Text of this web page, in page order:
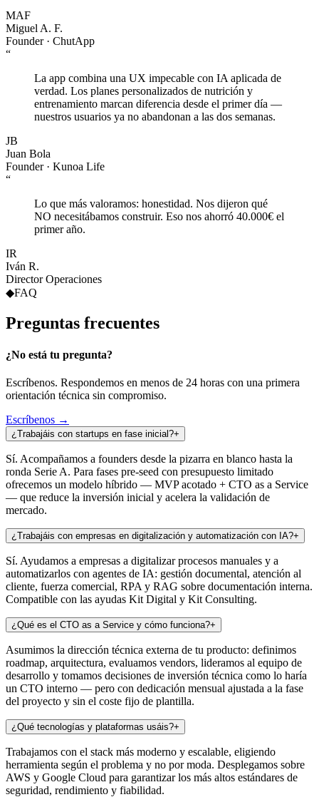
MAF
Miguel A. F.
Founder · ChutApp
“
La app combina una UX impecable con IA aplicada de
verdad. Los planes personalizados de nutrición y
entrenamiento marcan diferencia desde el primer día —
nuestros usuarios ya no abandonan a las dos semanas.
JB
Juan Bola
Founder · Kunoa Life
“
Lo que más valoramos: honestidad. Nos dijeron qué
NO necesitábamos construir. Eso nos ahorró 40.000€ el
primer año.
IR
Iván R.
Director Operaciones
◆FAQ
Preguntas frecuentes
¿No está tu pregunta?
Escríbenos. Respondemos en menos de 24 horas con una primera
orientación técnica sin compromiso.
Escríbenos →
¿Trabajáis con startups en fase inicial?+
Sí. Acompañamos a founders desde la pizarra en blanco hasta la
ronda Serie A. Para fases pre-seed con presupuesto limitado
ofrecemos un modelo híbrido — MVP acotado + CTO as a Service
— que reduce la inversión inicial y acelera la validación de
mercado.
¿Trabajáis con empresas en digitalización y automatización con IA?+
Sí. Ayudamos a empresas a digitalizar procesos manuales y a
automatizarlos con agentes de IA: gestión documental, atención al
cliente, fuerza comercial, RPA y RAG sobre documentación interna.
Compatible con las ayudas Kit Digital y Kit Consulting.
¿Qué es el CTO as a Service y cómo funciona?+
Asumimos la dirección técnica externa de tu producto: definimos
roadmap, arquitectura, evaluamos vendors, lideramos al equipo de
desarrollo y tomamos decisiones de inversión técnica como lo haría
un CTO interno — pero con dedicación mensual ajustada a la fase
del proyecto y sin el coste fijo de plantilla.
¿Qué tecnologías y plataformas usáis?+
Trabajamos con el stack más moderno y escalable, eligiendo
herramienta según el problema y no por moda. Desplegamos sobre
AWS y Google Cloud para garantizar los más altos estándares de
seguridad, rendimiento y fiabilidad.